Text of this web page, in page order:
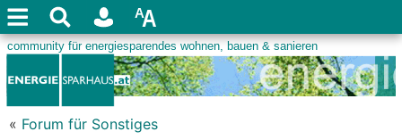
« Forum für Sonstiges